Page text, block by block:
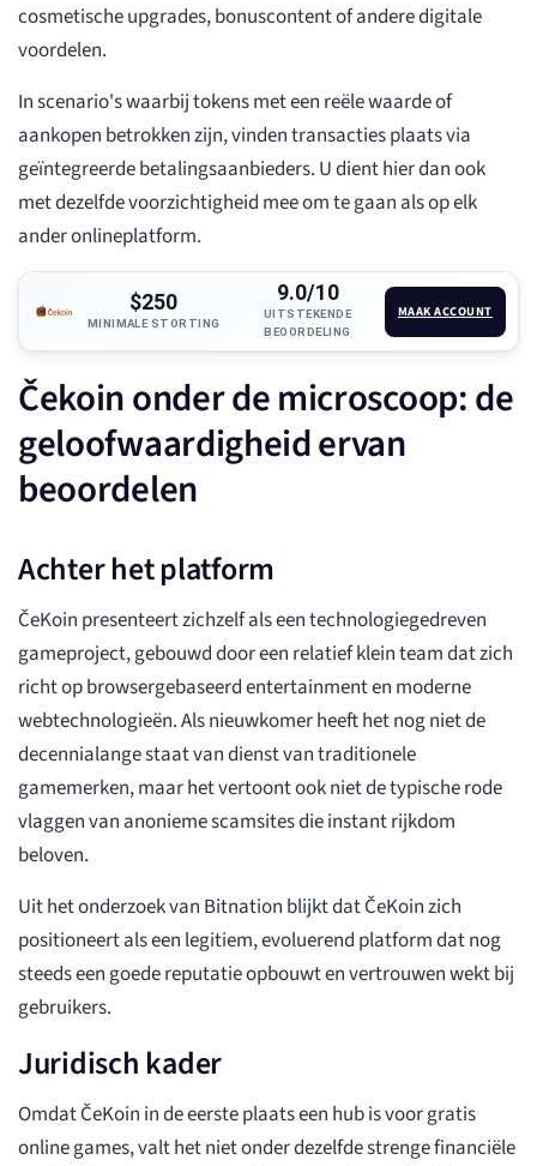
cosmetische upgrades, bonuscontent of andere digitale
voordelen.
In scenario's waarbij tokens met een reële waarde of
aankopen betrokken zijn, vinden transacties plaats via
geïntegreerde betalingsaanbieders. U dient hier dan ook
met dezelfde voorzichtigheid mee om te gaan als op elk
ander onlineplatform.
$250
MINIMALE STORTING
9.0/10
UITSTEKENDE
BEOORDELING
MAAK ACCOUNT
Čekoin onder de microscoop: de
geloofwaardigheid ervan
beoordelen
Achter het platform
ČeKoin presenteert zichzelf als een technologiegedreven
gameproject, gebouwd door een relatief klein team dat zich
richt op browsergebaseerd entertainment en moderne
webtechnologieën. Als nieuwkomer heeft het nog niet de
decennialange staat van dienst van traditionele
gamemerken, maar het vertoont ook niet de typische rode
vlaggen van anonieme scamsites die instant rijkdom
beloven.
Uit het onderzoek van Bitnation blijkt dat ČeKoin zich
positioneert als een legitiem, evoluerend platform dat nog
steeds een goede reputatie opbouwt en vertrouwen wekt bij
gebruikers.
Juridisch kader
Omdat ČeKoin in de eerste plaats een hub is voor gratis
online games, valt het niet onder dezelfde strenge financiële